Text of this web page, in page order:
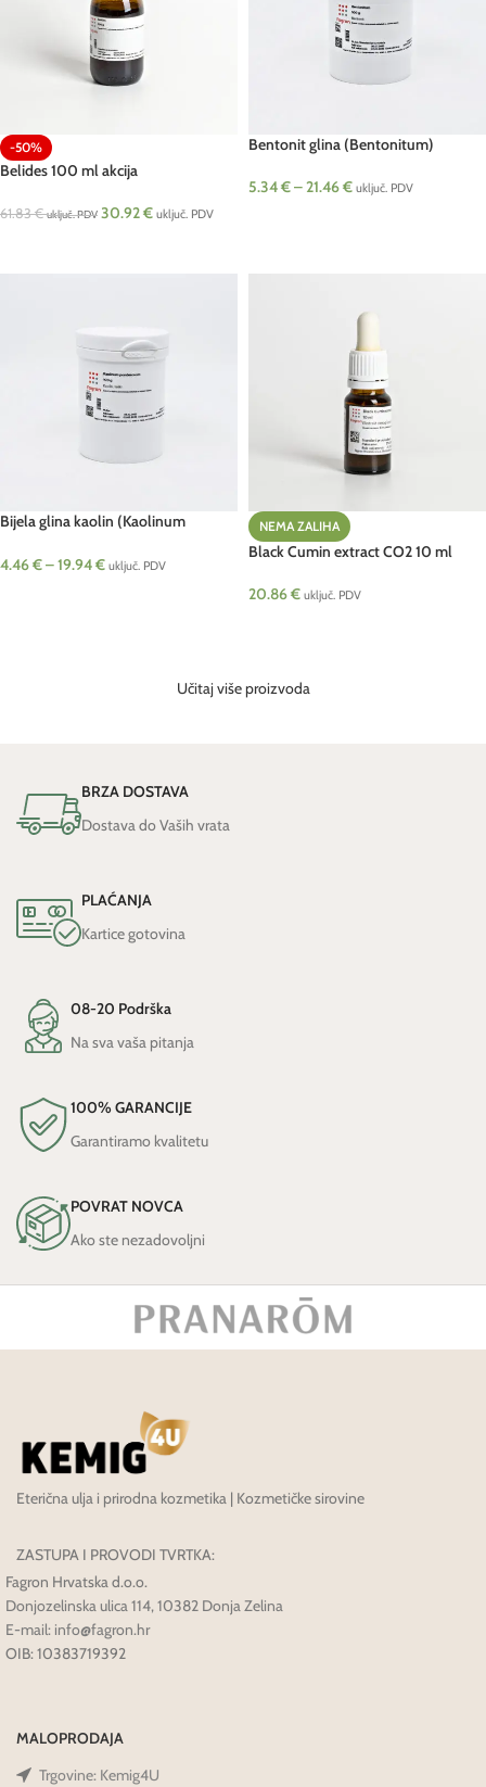
-50%
Belides 100 ml akcija
61.83€ uključ. PDV 30.92€ uključ. PDV
Bentonit glina (Bentonitum)
5.34€–21.46€ uključ. PDV
Bijela glina kaolin (Kaolinum
4.46€–19.94€ uključ. PDV
NEMA ZALIHA
Black Cumin extract CO2 10 ml
20.86€ uključ. PDV
Učitaj više proizvoda
BRZA DOSTAVA
Dostava do Vaših vrata
PLAĆANJA
Kartice gotovina
08-20 Podrška
Na sva vaša pitanja
100% GARANCIJE
Garantiramo kvalitetu
POVRAT NOVCA
Ako ste nezadovoljni
Eterična ulja i prirodna kozmetika | Kozmetičke sirovine
ZASTUPA I PROVODI TVRTKA:
Fagron Hrvatska d.o.o.
Donjozelinska ulica 114, 10382 Donja Zelina
E-mail: info@fagron.hr
OIB: 10383719392
MALOPRODAJA
Trgovine: Kemig4U